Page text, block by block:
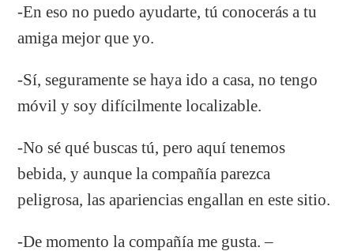
-En eso no puedo ayudarte, tú conocerás a tu
amiga mejor que yo.
-Sí, seguramente se haya ido a casa, no tengo
móvil y soy difícilmente localizable.
-No sé qué buscas tú, pero aquí tenemos
bebida, y aunque la compañía parezca
peligrosa, las apariencias engallan en este sitio.
-De momento la compañía me gusta. –